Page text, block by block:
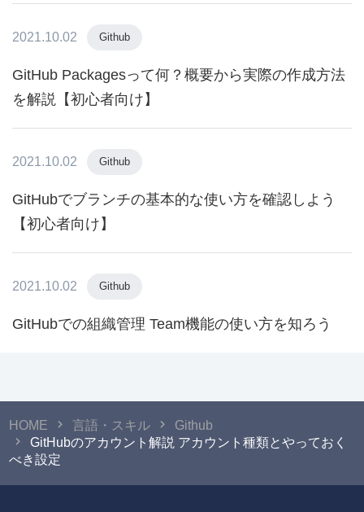
2021.10.02 Github
GitHub Packagesって何？概要から実際の作成方法
を解説【初心者向け】
2021.10.02 Github
GitHubでブランチの基本的な使い方を確認しよう
【初心者向け】
2021.10.02 Github
GitHubでの組織管理 Team機能の使い方を知ろう
HOME 言語・スキル
Github
GitHubのアカウント解説 アカウント種類とやっておく
べき設定